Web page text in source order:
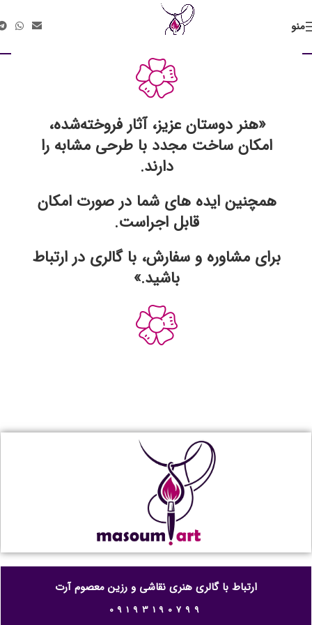
«هنر دوستان عزیز، آثار فروخته‌شده،
امکان ساخت مجدد با طرحی مشابه را
دارند.
همچنین ایده های شما در صورت امکان
قابل اجراست.
برای مشاوره و سفارش، با گالری در ارتباط
باشید.»
منو
Kitchen
DECOR
FURNITURE
Kitchen
Suspendisse quam at vestibulum
ارتباط با گالری هنری نقاشی و رزین معصوم آرت
09193190799